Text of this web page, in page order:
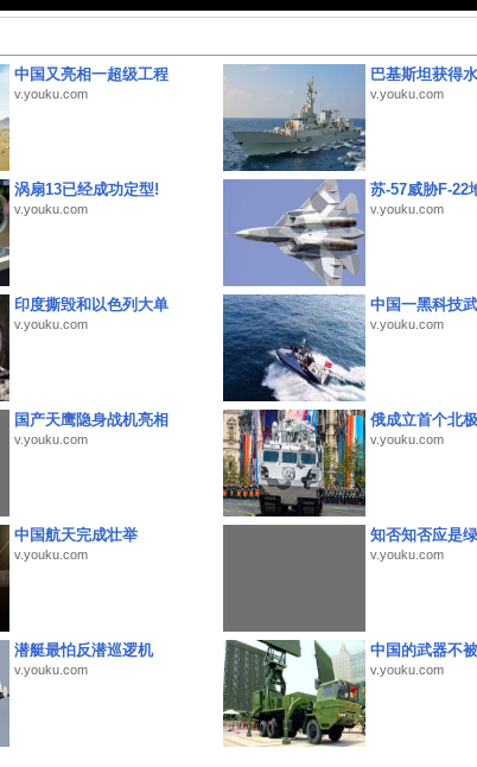
中国又亮相一超级工程
v.youku.com
巴基斯坦获得
v.youku.com
涡扇13已经成功定型!
v.youku.com
苏-57威胁F-22
v.youku.com
印度撕毁和以色列大单
v.youku.com
中国一黑科技
v.youku.com
国产天鹰隐身战机亮相
v.youku.com
俄成立首个北
v.youku.com
中国航天完成壮举
v.youku.com
知否知否应是
v.youku.com
潜艇最怕反潜巡逻机
v.youku.com
中国的武器不
v.youku.com